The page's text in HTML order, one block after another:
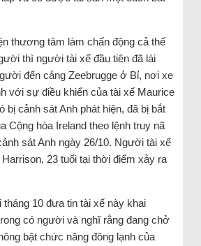
thương tâm làm chấn động cả thế
thì người tài xế đầu tiên đã lái
đến cảng Zeebrugge ở Bỉ, nơi xe
với sự điều khiển của tài xế Maurice
bị cảnh sát Anh phát hiện, đã bị bắt
Cộng hòa Ireland theo lệnh truy nã
sát Anh ngày 26/10. Người tài xế
23 tuổi tại thời điểm xảy ra
tháng 10 đưa tin tài xế này khai
có người và nghĩ rằng đang chở
bật chức năng đông lạnh của